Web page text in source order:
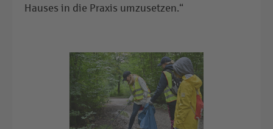
Hauses in die Praxis umzusetzen.“